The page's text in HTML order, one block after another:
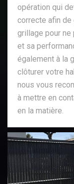
opération qui
correcte afin de
grillage pour ne
et sa
également à la
clôturer votre
nous vous
à mettre en
en la matière.